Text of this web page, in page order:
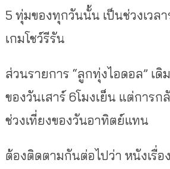
5 ทุ่มของทุกวันนั้น เป็นช่วงเวลา
เกมโชว์รีรัน
ส่วนรายการ “ลูกทุ่งไอดอล” เดิ
ของวันเสาร์ 6โมงเย็น แต่การก
ช่วงเที่ยงของวันอาทิตย์แทน
ต้องติดตามกันต่อไปว่า หนังเรื่อ